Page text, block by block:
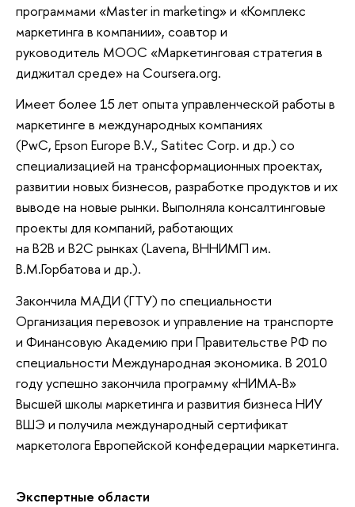
программами «Master in marketing» и «Комплекс
маркетинга в компании», соавтор и
руководитель MOOC «Маркетинговая стратегия в
диджитал среде» на Coursera.org.
Имеет более 15 лет опыта управленческой работы в
маркетинге в международных компаниях
(PwC, Epson Europe B.V., Satitec Corp. и др.) со
специализацией на трансформационных проектах,
развитии новых бизнесов, разработке продуктов и их
выводе на новые рынки. Выполняла консалтинговые
проекты для компаний, работающих
на B2B и B2C рынках (Lavena, ВННИМП им.
В.М.Горбатова и др.).
Закончила МАДИ (ГТУ) по специальности
Организация перевозок и управление на транспорте
и Финансовую Академию при Правительстве РФ по
специальности Международная экономика. В 2010
году успешно закончила программу «НИМА-B»
Высшей школы маркетинга и развития бизнеса НИУ
ВШЭ и получила международный сертификат
маркетолога Европейской конфедерации маркетинга.
Экспертные области